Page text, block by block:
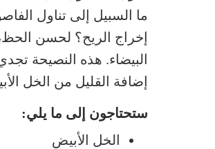
ما السبيل إلى تناول
إخراج الريح؟ لحسن
البيضاء. هذه النصيحة
إضافة القليل من الخل
ستحتاجون إلى ما يلي:
الخل الأبيض